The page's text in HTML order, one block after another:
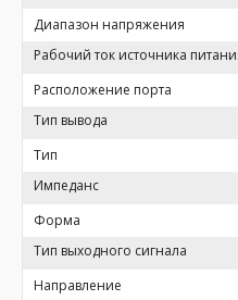
Диапазон напряжения
Рабочий ток источника
Расположение порта
Тип вывода
Тип
Импеданс
Форма
Тип выходного сигнала
Направление